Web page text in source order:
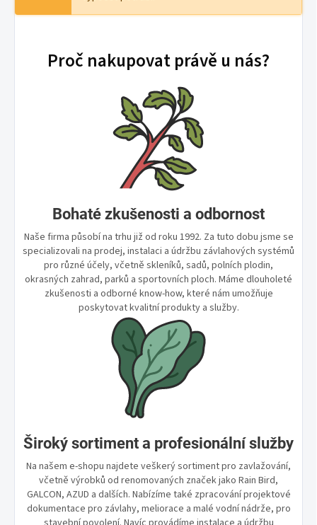
Proč nakupovat právě u nás?
Bohaté zkušenosti a odbornost
Naše firma působí na trhu již od roku 1992. Za tuto dobu jsme se
specializovali na prodej, instalaci a údržbu závlahových systémů
pro různé účely, včetně skleníků, sadů, polních plodin,
okrasných zahrad, parků a sportovních ploch. Máme dlouholeté
zkušenosti a odborné know-how, které nám umožňuje
poskytovat kvalitní produkty a služby.
Široký sortiment a profesionální služby
Na našem e-shopu najdete veškerý sortiment pro zavlažování,
včetně výrobků od renomovaných značek jako Rain Bird,
GALCON, AZUD a dalších. Nabízíme také zpracování projektové
dokumentace pro závlahy, meliorace a malé vodní nádrže, pro